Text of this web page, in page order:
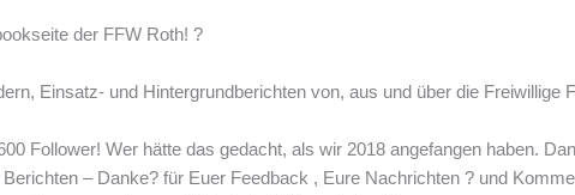
der FFW Roth!?
Einsatz- und Hintergrundberichten von, aus und über die Freiwillige
Follower! Wer hätte das gedacht, als wir 2018angefangen haben.
– Danke? für Euer Feedback , Eure Nachrichten? und